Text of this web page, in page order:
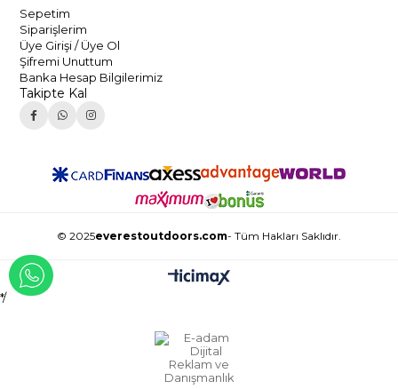
Sepetim
Siparişlerim
Üye Girişi / Üye Ol
Şifremi Unuttum
Banka Hesap Bilgilerimiz
Takipte Kal
© 2025everestoutdoors.com- Tüm Hakları Saklıdır.
*/
WHATSAPP İLE İLETİŞİME GEÇ